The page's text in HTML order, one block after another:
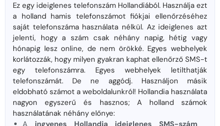
Ez egy ideiglenes telefonszám Hollandiából. Használja ezt
a holland hamis telefonszámot fiókjai ellenőrzéséhez
saját telefonszáma használata nélkül. Az ideiglenes azt
jelenti, hogy a szám csak néhány napig, hétig vagy
hónapig lesz online, de nem örökké. Egyes webhelyek
korlátozzák, hogy milyen gyakran kaphat ellenőrző SMS-t
egy telefonszámra. Egyes webhelyek letilthatják
telefonszámát. De ne aggódj. Használjon másik
eldobható számot a weboldalunkról! Hollandia használata
nagyon egyszerű és hasznos; A holland számok
használatának néhány előnye: